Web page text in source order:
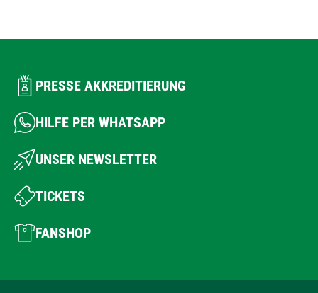
PRESSE AKKREDITIERUNG
HILFE PER WHATSAPP
UNSER NEWSLETTER
TICKETS
FANSHOP